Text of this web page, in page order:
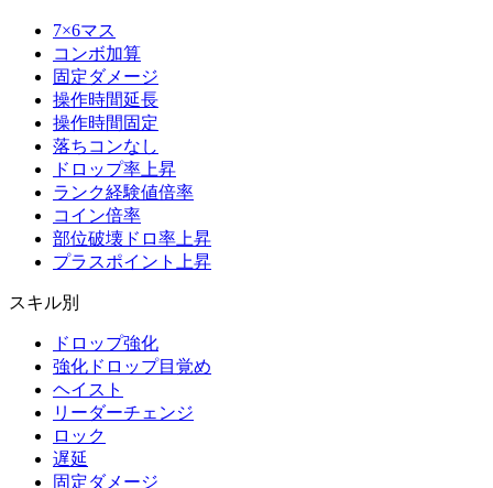
7×6マス
コンボ加算
固定ダメージ
操作時間延長
操作時間固定
落ちコンなし
ドロップ率上昇
ランク経験値倍率
コイン倍率
部位破壊ドロ率上昇
プラスポイント上昇
スキル別
ドロップ強化
強化ドロップ目覚め
ヘイスト
リーダーチェンジ
ロック
遅延
固定ダメージ